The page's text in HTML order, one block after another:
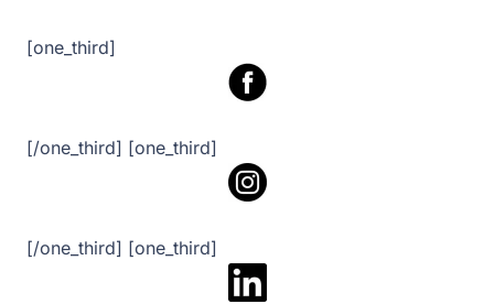
[one_third]
[/one_third] [one_third]
[/one_third] [one_third]